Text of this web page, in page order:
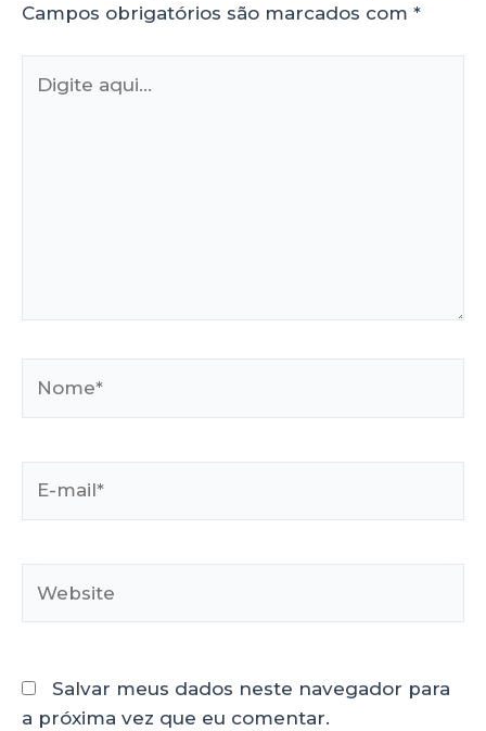
Campos obrigatórios são marcados com *
Salvar meus dados neste navegador para
a próxima vez que eu comentar.